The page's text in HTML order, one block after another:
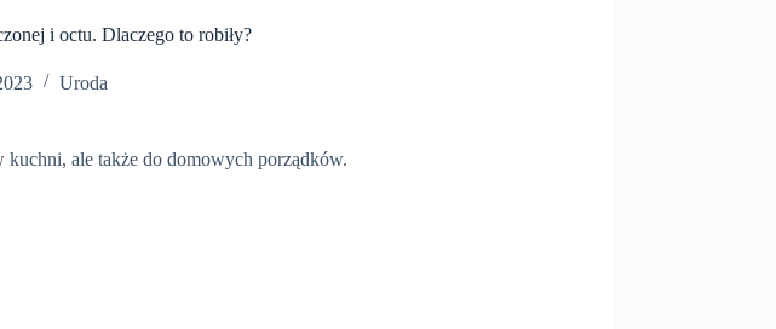
i octu. Dlaczego to robiły?
Uroda
ale także do domowych porządków.